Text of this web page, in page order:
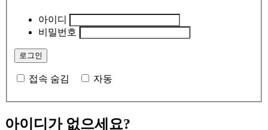
아이디
비밀번호
접속 숨김 자동
아이디가 없으세요?